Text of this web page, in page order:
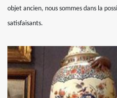
objet ancien, nous sommes dans la
satisfaisants.